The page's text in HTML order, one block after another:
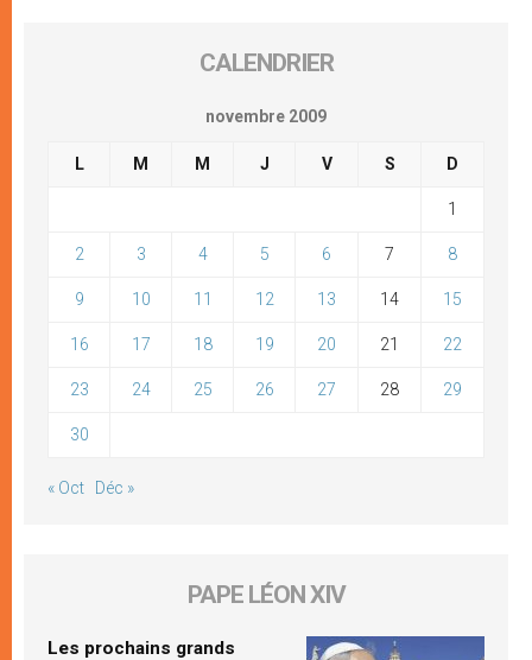
CALENDRIER
novembre 2009
L M M J V S D
1
2 3 4 5 6 7 8
9 10 11 12 13 14 15
16 17 18 19 20 21 22
23 24 25 26 27 28 29
30
« Oct Déc »
PAPE LÉON XIV
Les prochains grands